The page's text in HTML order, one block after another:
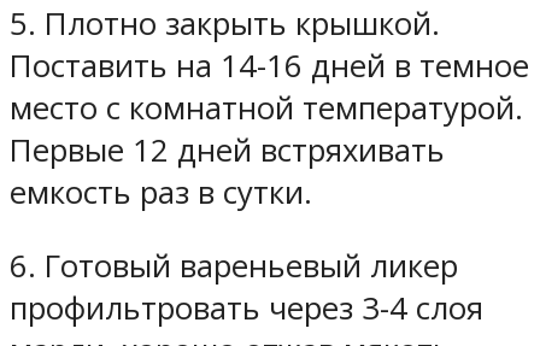
5. Плотно закрыть крышкой.
Поставить на 14-16 дней в темное
место с комнатной температурой.
Первые 12 дней встряхивать
емкость раз в сутки.
6. Готовый вареньевый ликер
профильтровать через 3-4 слоя